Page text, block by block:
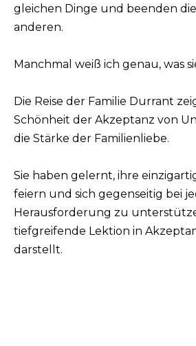
gleichen Dinge und beenden
anderen.
Manchmal weiß ich genau, was
Die Reise der Familie Durrant
Schönheit der Akzeptanz von
die Stärke der Familienliebe.
Sie haben gelernt, ihre
feiern und sich gegenseitig bei
Herausforderung zu
tiefgreifende Lektion in
darstellt.